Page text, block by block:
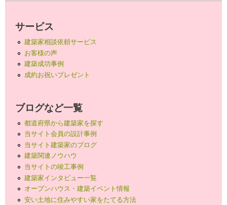
サービス
建築家相談依頼サービス
お客様の声
建築成功事例
成約お祝いプレゼント
ブログなど一覧
都道府県から建築家を探す
当サイト会員の設計事例
当サイト建築家のブログ
建築関連ノウハウ
当サイトの竣工事例
建築家インタビュー一覧
オープンハウス・建築イベント情報
安い土地に住みやすい家をたてる方法